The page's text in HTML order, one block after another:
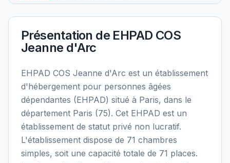
Présentation de EHPAD COS
Jeanne d'Arc
EHPAD COS Jeanne d'Arc est un établissement
d'hébergement pour personnes âgées
dépendantes (EHPAD) situé à Paris, dans le
département Paris (75). Cet EHPAD est un
établissement de statut privé non lucratif.
L'établissement dispose de 71 chambres
simples, soit une capacité totale de 71 places.